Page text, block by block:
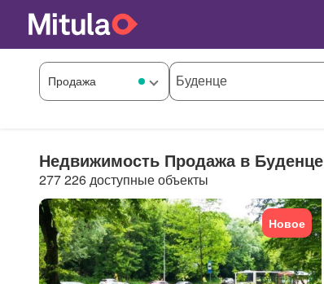
Недвижимость Продажа в Буденце
277 226 доступные объекты
Новое